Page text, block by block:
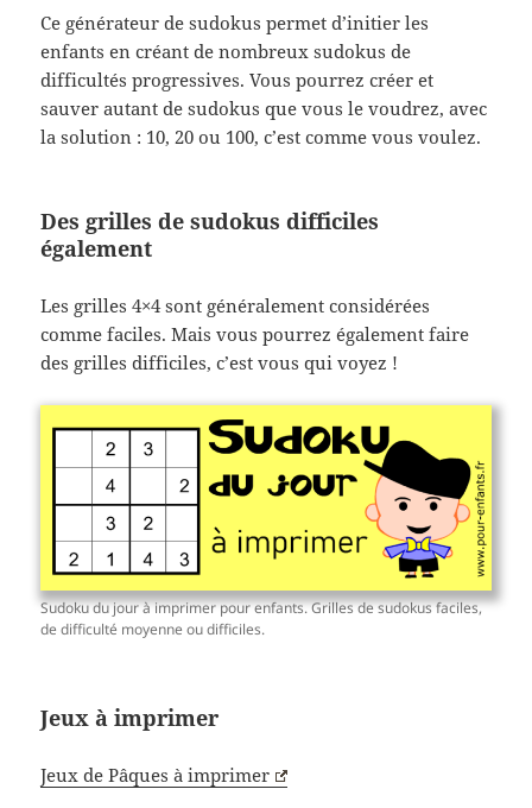
Ce générateur de sudokus permet d’initier les
enfants en créant de nombreux sudokus de
difficultés progressives. Vous pourrez créer et
sauver autant de sudokus que vous le voudrez, avec
la solution : 10, 20 ou 100, c’est comme vous voulez.
Des grilles de sudokus difficiles
également
Les grilles 4×4 sont généralement considérées
comme faciles. Mais vous pourrez également faire
des grilles difficiles, c’est vous qui voyez !
Sudoku du jour à imprimer pour enfants. Grilles de sudokus faciles,
de difficulté moyenne ou difficiles.
Jeux à imprimer
Jeux de Pâques à imprimer